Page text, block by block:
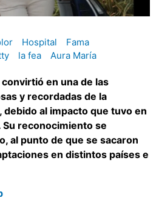
Hospital
Fama
la fea Aura María
en una de las
y recordadas de la
al impacto que tuvo en
reconocimiento se
al punto de que se sacaron
en distintos países e